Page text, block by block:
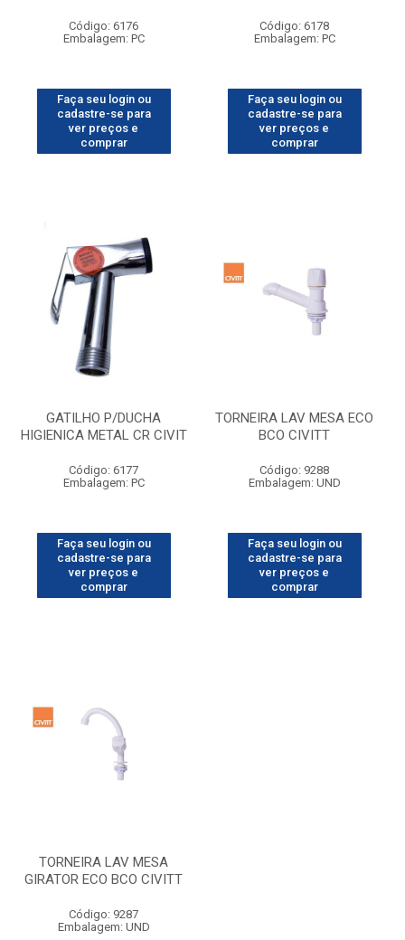
Código: 6176
Embalagem: PC
Faça seu login ou
cadastre-se para
ver preços e
comprar
Código: 6178
Embalagem: PC
Faça seu login ou
cadastre-se para
ver preços e
comprar
GATILHO P/DUCHA
HIGIENICA METAL CR CIVIT
Código: 6177
Embalagem: PC
Faça seu login ou
cadastre-se para
ver preços e
comprar
TORNEIRA LAV MESA ECO
BCO CIVITT
Código: 9288
Embalagem: UND
Faça seu login ou
cadastre-se para
ver preços e
comprar
TORNEIRA LAV MESA
GIRATOR ECO BCO CIVITT
Código: 9287
Embalagem: UND